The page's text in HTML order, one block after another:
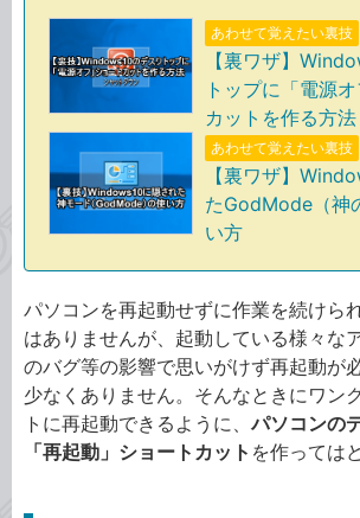
あわせて覚えたい裏技
【裏ワザ】
トップに「電源
カットを作る方法
あわせて覚えたい裏技
【裏ワザ】
たGodMode（神
い方
パソコンを再起動せずに作業を続けら
はありませんが、起動している様々な
のバグ等の影響で思いがけず再起動が
少なくありません。そんなときにワン
トに再起動できるように、パソコンの
「再起動」ショートカット を作っては